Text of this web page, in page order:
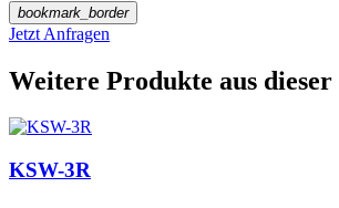
bookmark_border
Jetzt Anfragen
Weitere Produkte aus
KSW-3R